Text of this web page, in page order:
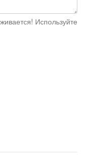
Используйте